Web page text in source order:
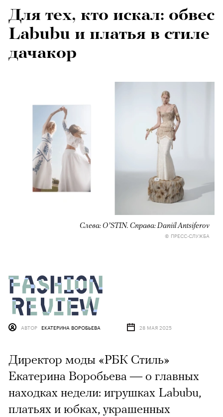
Для тех, кто искал: обвес
Labubu и платья в стиле
дачакор
Слева: O’STIN. Справа: Daniil Antsiferov
© ПРЕСС-СЛУЖБА
АВТОР ЕКАТЕРИНА ВОРОБЬЕВА 28 МАЯ 2025
Директор моды «РБК Стиль»
Екатерина Воробьева — о главных
находках недели: игрушках Labubu,
платьях и юбках, украшенных